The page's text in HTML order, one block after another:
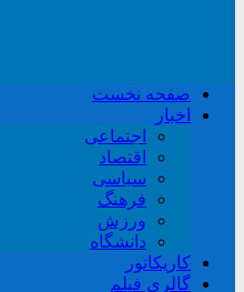
صفحه نخست
اخبار
اجتماعی
اقتصاد
سیاسی
فرهنگ
ورزش
دانشگاه
کاریکاتور
گالری فیلم